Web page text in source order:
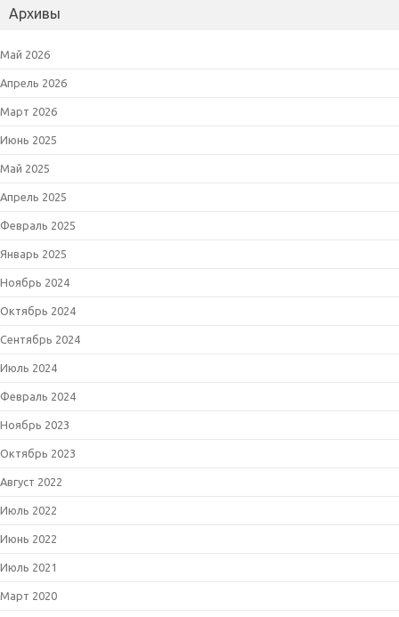
Архивы
Май 2026
Апрель 2026
Март 2026
Июнь 2025
Май 2025
Апрель 2025
Февраль 2025
Январь 2025
Ноябрь 2024
Октябрь 2024
Сентябрь 2024
Июль 2024
Февраль 2024
Ноябрь 2023
Октябрь 2023
Август 2022
Июль 2022
Июнь 2022
Июль 2021
Март 2020